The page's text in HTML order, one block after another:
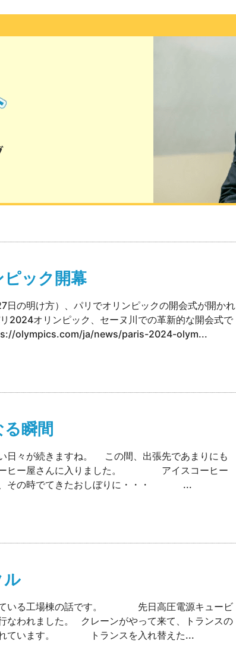
ック開幕
日の明け方）、パリでオリンピックの開会式が開かれ
オリンピック、セーヌ川での革新的な開会式で
olympics.com/ja/news/paris-2024-olym...
瞬間
日々が続きますね。 この間、出張先であまりにも
ーヒー屋さんに入りました。 アイスコーヒー
、その時でてきたおしぼりに・・・ ...
ル
ている工場棟の話です。 先日高圧電源キュービ
なわれました。 クレーンがやって来て、トランスの
れています。 トランスを入れ替えた...